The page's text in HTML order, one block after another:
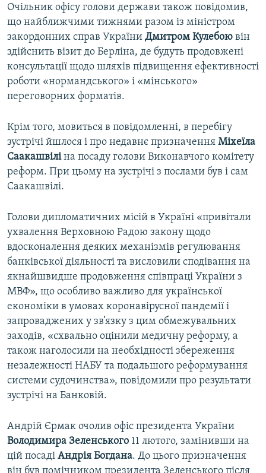
Очільник офісу голови держави також повідомив,
що найближчими тижнями разом із міністром
закордонних справ України Дмитром Кулебою він
здійснить візит до Берліна, де будуть продовжені
консультації щодо шляхів підвищення ефективності
роботи «нормандського» і «мінського»
переговорних форматів.
Крім того, мовиться в повідомленні, в перебігу
зустрічі йшлося і про недавнє призначення Міхеїла
Саакашвіліна посаду голови Виконавчого комітету
реформ. При цьому на зустрічі з послами був і сам
Саакашвілі.
Голови дипломатичних місій в Україні «привітали
ухвалення Верховною Радою закону щодо
вдосконалення деяких механізмів регулювання
банківської діяльності та висловили сподівання на
якнайшвидше продовження співпраці України з
МВФ», що особливо важливо для української
економіки в умовах коронавірусної пандемії і
запроваджених у зв’язку з цим обмежувальних
заходів, «схвально оцінили медичну реформу, а
також наголосили на необхідності збереження
незалежності НАБУ та подальшого реформування
системи судочинства», повідомили про результати
зустрічі на Банковій.
Андрій Єрмак очолив офіс президента України
Володимира Зеленського 11 лютого, замінивши на
цій посаді Андрія Богдана. До цього призначення